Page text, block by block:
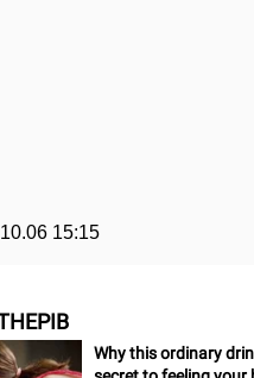
10.06 15:15